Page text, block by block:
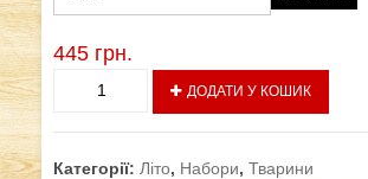
445 грн.
кількість
ДОДАТИ У КОШИК
Категорії: Літо, Набори, Тварини